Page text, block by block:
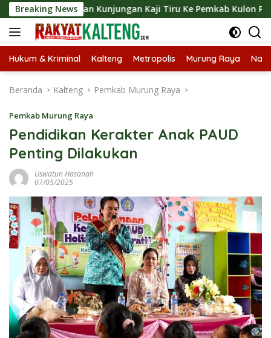
Langsung
ke
konten
Breaking News
Kunjungan Kaji Tiru Ke Pemkab Kulon Progo
Hukum & Kriminal Kalteng Metropolis Murung Raya
Beranda Kalteng Pemkab Murung Raya
Pemkab Murung Raya
Pendidikan Kerakter Anak PAUD
Penting Dilakukan
Uswatun Hasanah
07/05/2025